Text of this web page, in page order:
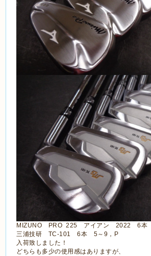
MIZUNO PRO 225 アイアン 2022 6本
三浦技研 TC-101 6本 5～9，P
入荷致しました！
どちらも多少の使用感はありますが、